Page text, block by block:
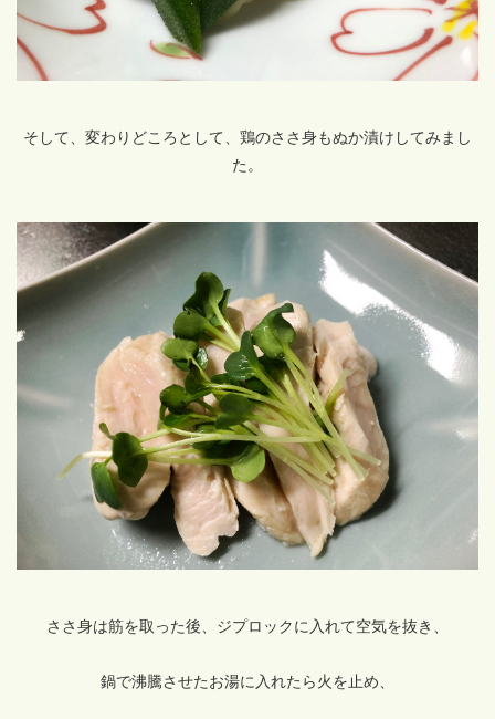
そして、変わりどころとして、鶏のささ身もぬか漬けしてみまし
た。
ささ身は筋を取った後、ジプロックに入れて空気を抜き、
鍋で沸騰させたお湯に入れたら火を止め、